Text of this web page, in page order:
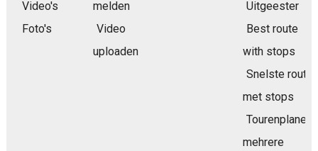
Video's
Foto's
melden
Video
uploaden
Uitgeester
Best route
with stops
Snelste route
met stops
Tourenplaner
mehrere